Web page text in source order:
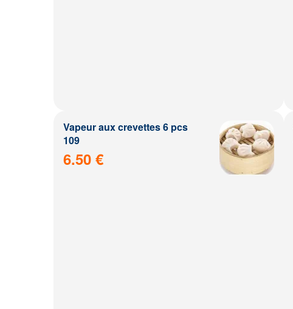
Vapeur aux crevettes 6 pcs
109
6.50 €